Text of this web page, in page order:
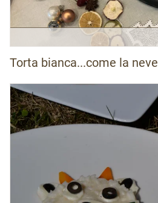
Torta bianca...come la neve